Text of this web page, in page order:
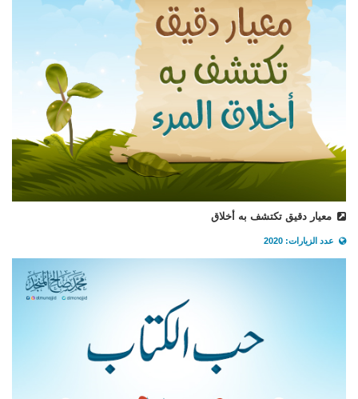
معيار دقيق تكتشف به أخلاق
عدد الزيارات: 2020